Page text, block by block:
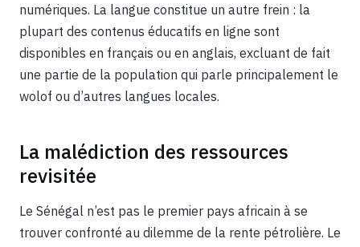
numériques. La langue constitue un autre frein : la
plupart des contenus éducatifs en ligne sont
disponibles en français ou en anglais, excluant de fait
une partie de la population qui parle principalement le
wolof ou d’autres langues locales.
La malédiction des ressources
revisitée
Le Sénégal n’est pas le premier pays africain à se
trouver confronté au dilemme de la rente pétrolière. Le